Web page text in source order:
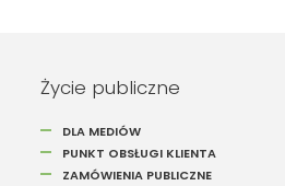
Życie publiczne
DLA MEDIÓW
PUNKT OBSŁUGI KLIENTA
ZAMÓWIENIA PUBLICZNE